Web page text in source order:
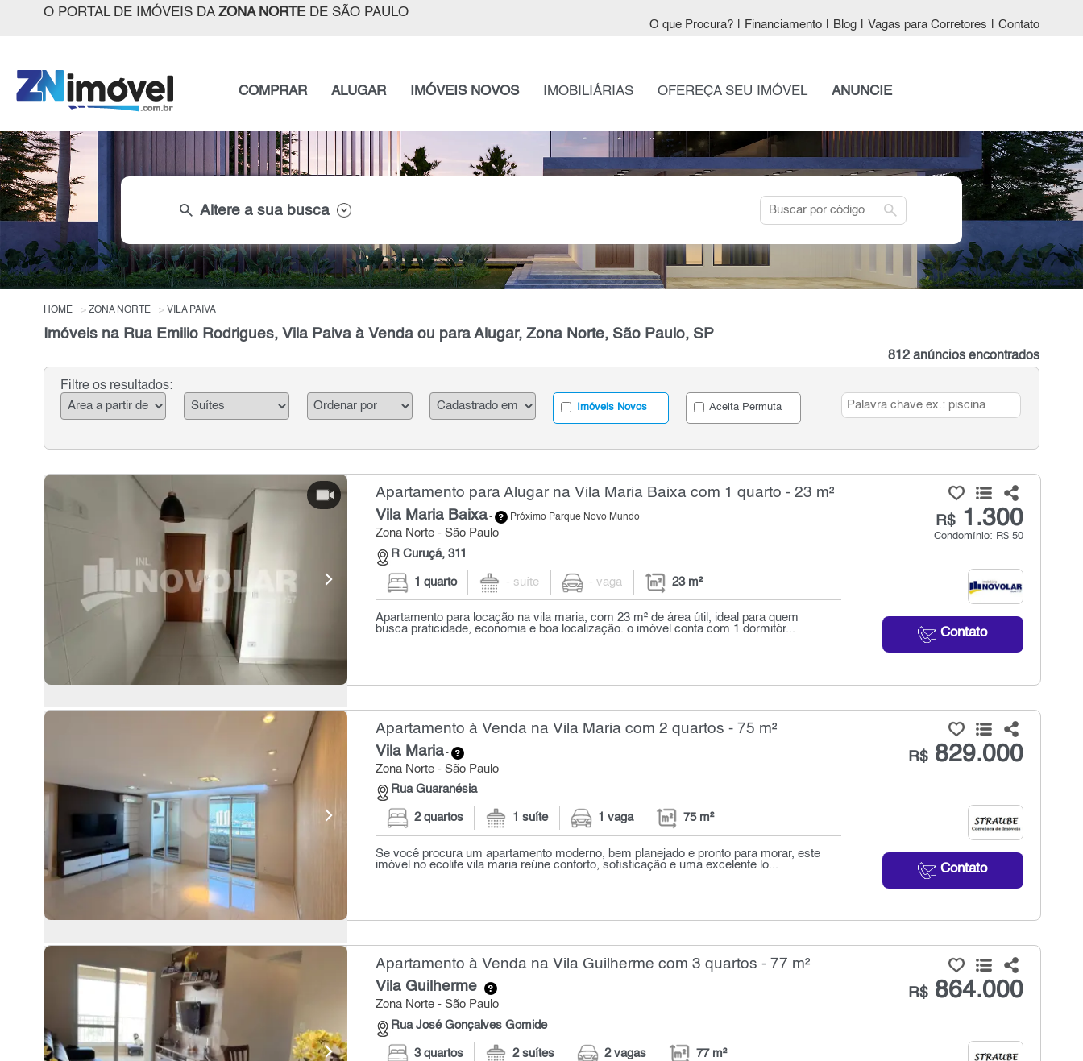
O PORTAL DE IMÓVEIS DA ZONA NORTEDE SÃO PAULO
O que Procura? Financiamento Blog Vagas para Corretores Contato
COMPRAR ALUGAR IMÓVEIS NOVOS IMOBILIÁRIAS OFEREÇA SEU IMÓVEL ANUNCIE
search Altere a sua busca search
HOME ZONA NORTE VILA PAIVA
Imóveis na Rua Emilio Rodrigues, Vila Paiva à Venda ou para Alugar, Zona Norte, São Paulo, SP
812 anúncios encontrados
Filtre os resultados:
Imóveis Novos Aceita Permuta
Apartamento para Alugar na Vila Maria Baixa com 1 quarto - 23 m²
Vila Maria Baixa- Próximo Parque Novo Mundo
Zona Norte - São Paulo
R Curuçá, 311
R$1.300
Condomínio: R$ 50
Contato
1 quarto - suíte - vaga 23 m²
Apartamento para locação na vila maria, com 23 m² de área útil, ideal para quem
busca praticidade, economia e boa localização. o imóvel conta com 1 dormitór...
Apartamento à Venda na Vila Maria com 2 quartos - 75 m²
Vila Maria-
Zona Norte - São Paulo
Rua Guaranésia
R$829.000
Contato
2 quartos 1 suíte 1 vaga 75 m²
Se você procura um apartamento moderno, bem planejado e pronto para morar, este
imóvel no ecolife vila maria reúne conforto, sofisticação e uma excelente lo...
Apartamento à Venda na Vila Guilherme com 3 quartos - 77 m²
Vila Guilherme-
Zona Norte - São Paulo
Rua José Gonçalves Gomide
R$864.000
3 quartos 2 suítes 2 vagas 77 m²